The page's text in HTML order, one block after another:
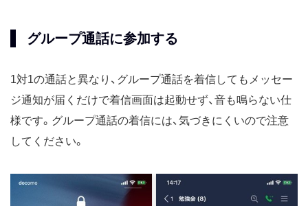
グループ通話に参加する
1対1の通話と異なり、グループ通話を着信してもメッセー
ジ通知が届くだけで着信画面は起動せず、音も鳴らない仕
様です。グループ通話の着信には、気づきにくいので注意
してください。